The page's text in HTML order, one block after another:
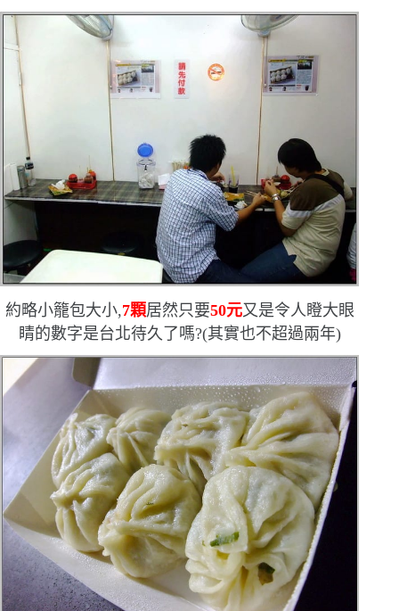
約略小籠包大小,7顆居然只要50元又是令人瞪大眼
睛的數字是台北待久了嗎?(其實也不超過兩年)